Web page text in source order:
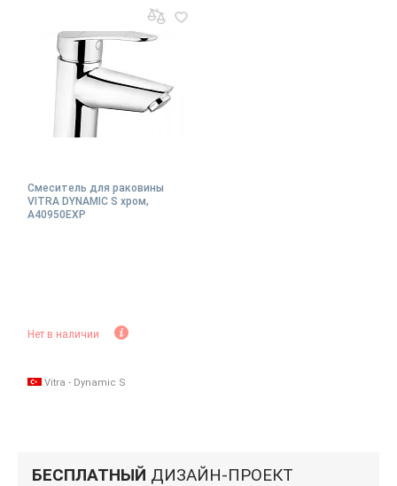
Смеситель для раковины
VITRA DYNAMIC S хром,
A40950EXP
Нет в наличии
Vitra - Dynamic S
БЕСПЛАТНЫЙ ДИЗАЙН-ПРОЕКТ